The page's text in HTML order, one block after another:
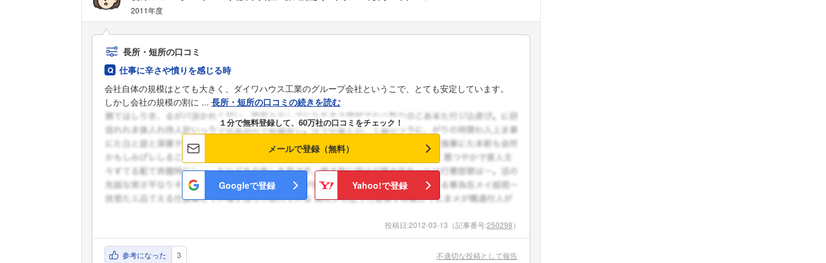
2011年度
長所・短所の口コミ
仕事に辛さや憤りを感じる時
会社自体の規模はとても大きく、ダイワハウス工業のグループ会社というこで、とても安定しています。
しかし会社の規模の割に ... 長所・短所の口コミの続きを読む
１分で無料登録して、60万社の口コミをチェック！
メールで登録（無料）
Googleで登録 Yahoo!で登録
投稿日:2012-03-13 （記事番号:250298）
参考になった 3 不適切な投稿として報告